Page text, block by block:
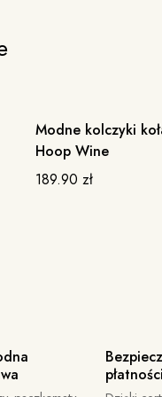
Modne kolczyki
Hoop Wine
189.90 zł